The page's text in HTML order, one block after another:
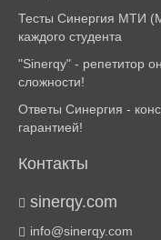
Тесты Синергия МТИ
каждого студента
"Sinerqy" - репетитор
сложности!
Ответы Синергия -
гарантией!
Контакты
sinerqy.com
info@sinerqy.com